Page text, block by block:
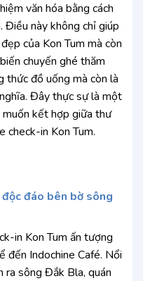
văn hóa bằng cách
Điều này không chỉ giúp
của Kon Tum mà còn
chuyến ghé thăm
thức đồ uống mà còn là
Đây thực sự là một
kết hợp giữa thư
check-in Kon Tum.
đáo bên bờ sông
in Kon Tum ấn tượng
đến Indochine Café. Nổi
sông Đắk Bla, quán